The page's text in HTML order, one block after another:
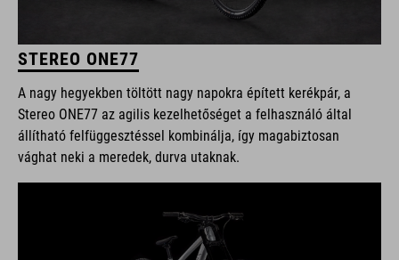
STEREO ONE77
A nagy hegyekben töltött nagy napokra épített kerékpár, a
Stereo ONE77 az agilis kezelhetőséget a felhasználó által
állítható felfüggesztéssel kombinálja, így magabiztosan
vághat neki a meredek, durva utaknak.